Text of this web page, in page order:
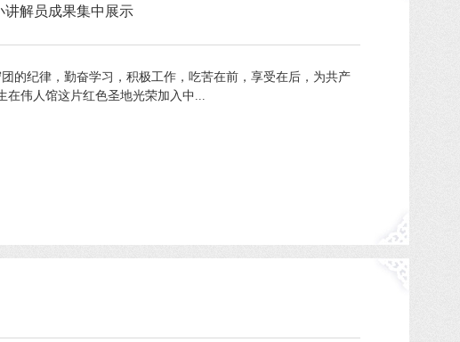
解员成果集中展示
的纪律，勤奋学习，积极工作，吃苦在前，享受在后，为共产
在伟人馆这片红色圣地光荣加入中...